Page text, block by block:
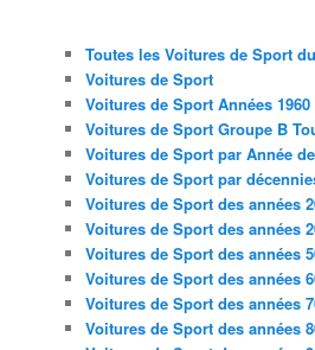
Toutes les Voitures de Sport
Voitures de Sport
Voitures de Sport Années 1960
Voitures de Sport Groupe B
Voitures de Sport par Année
Voitures de Sport par
Voitures de Sport des années
Voitures de Sport des années
Voitures de Sport des années
Voitures de Sport des années
Voitures de Sport des années
Voitures de Sport des années